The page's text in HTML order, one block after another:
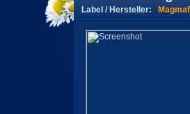
Label / Hersteller: